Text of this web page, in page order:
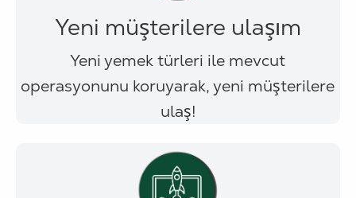
Yeni müşterilere ulaşım
Yeni yemek türleri ile mevcut
operasyonunu koruyarak, yeni müşterilere
ulaş!